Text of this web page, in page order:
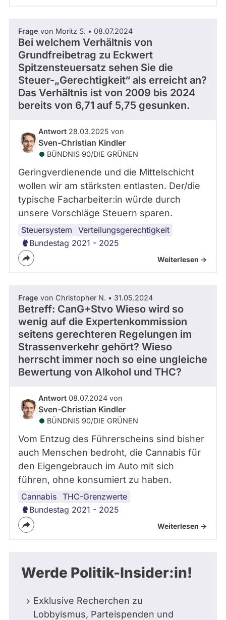
Frage von Moritz S. • 08.07.2024
Bei welchem Verhältnis von
Grundfreibetrag zu Eckwert
Spitzensteuersatz sehen Sie die
Steuer-„Gerechtigkeit“ als erreicht an?
Das Verhältnis ist von 2009 bis 2024
bereits von 6,71 auf 5,75 gesunken.
Antwort 28.03.2025 von
Sven-Christian Kindler
BÜNDNIS 90/­DIE GRÜNEN
Geringverdienende und die Mittelschicht
wollen wir am stärksten entlasten. Der/die
typische Facharbeiter:in würde durch
unsere Vorschläge Steuern sparen.
Steuersystem Verteilungsgerechtigkeit
Gerechtigkeit
Bundestag 2021 - 2025
Weiterlesen ->
Frage von Christopher N. • 31.05.2024
Betreff: CanG+Stvo Wieso wird so
wenig auf die Expertenkommission
seitens gerechteren Regelungen im
Strassenverkehr gehört? Wieso
herrscht immer noch so eine ungleiche
Bewertung von Alkohol und THC?
Antwort 08.07.2024 von
Sven-Christian Kindler
BÜNDNIS 90/­DIE GRÜNEN
Vom Entzug des Führerscheins sind bisher
auch Menschen bedroht, die Cannabis für
den Eigengebrauch im Auto mit sich
führen, ohne konsumiert zu haben.
Cannabis THC-Grenzwerte
Bundestag 2021 - 2025
Weiterlesen ->
Werde Politik-Insider:in!
Exklusive Recherchen zu
Lobbyismus, Parteispenden und